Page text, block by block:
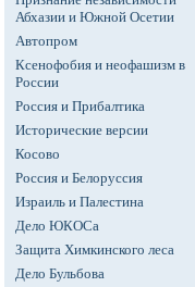
Абхазии и Южной Осетии
Автопром
Ксенофобия и неофашизм в
России
Россия и Прибалтика
Исторические версии
Косово
Россия и Белоруссия
Израиль и Палестина
Дело ЮКОСа
Защита Химкинского леса
Дело Бульбова